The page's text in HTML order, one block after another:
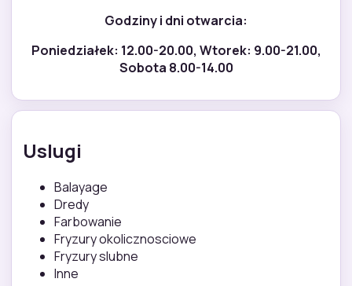
Godziny i dni otwarcia:
Poniedziałek: 12.00-20.00, Wtorek: 9.00-21.00,
Sobota 8.00-14.00
Uslugi
Balayage
Dredy
Farbowanie
Fryzury okolicznosciowe
Fryzury slubne
Inne